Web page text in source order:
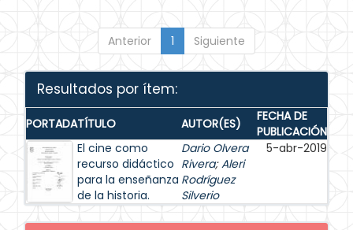
Anterior 1 Siguiente
Resultados por ítem:
PORTADATÍTULO AUTOR(ES)
FECHA DE
PUBLICACIÓN
El cine como
recurso didáctico
para la enseñanza
de la historia.
Dario Olvera
Rivera;Aleri
Rodríguez
Silverio
5-abr-2019